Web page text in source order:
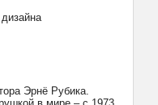
Эрнё Рубика.